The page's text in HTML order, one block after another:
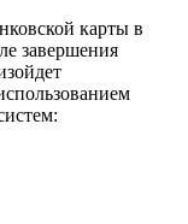
карты в
завершения